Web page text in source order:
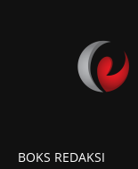
BOKS REDAKSI